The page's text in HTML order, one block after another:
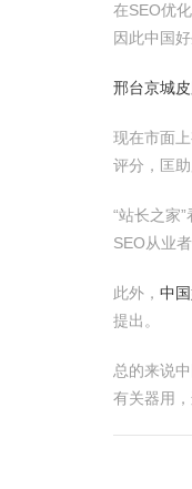
在SEO优
因此中国
邢台京城
现在市面
评分，匡
“站长之家
SEO从业
此外， 中
提出。
总的来说
有关器用